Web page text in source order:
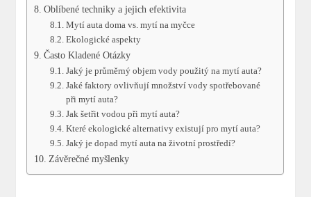
Oblíbené techniky a jejich efektivita
Mytí auta doma vs. mytí na myčce
Ekologické aspekty
Často Kladené Otázky
Jaký je průměrný objem vody použitý na mytí auta?
Jaké faktory ovlivňují množství vody spotřebované
při mytí auta?
Jak šetřit vodou při mytí auta?
Které ekologické alternativy existují pro mytí auta?
Jaký je dopad mytí auta na životní prostředí?
Závěrečné myšlenky